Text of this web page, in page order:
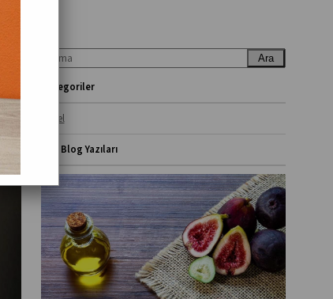
Ara
Kategoriler
Genel
Son Blog Yazıları